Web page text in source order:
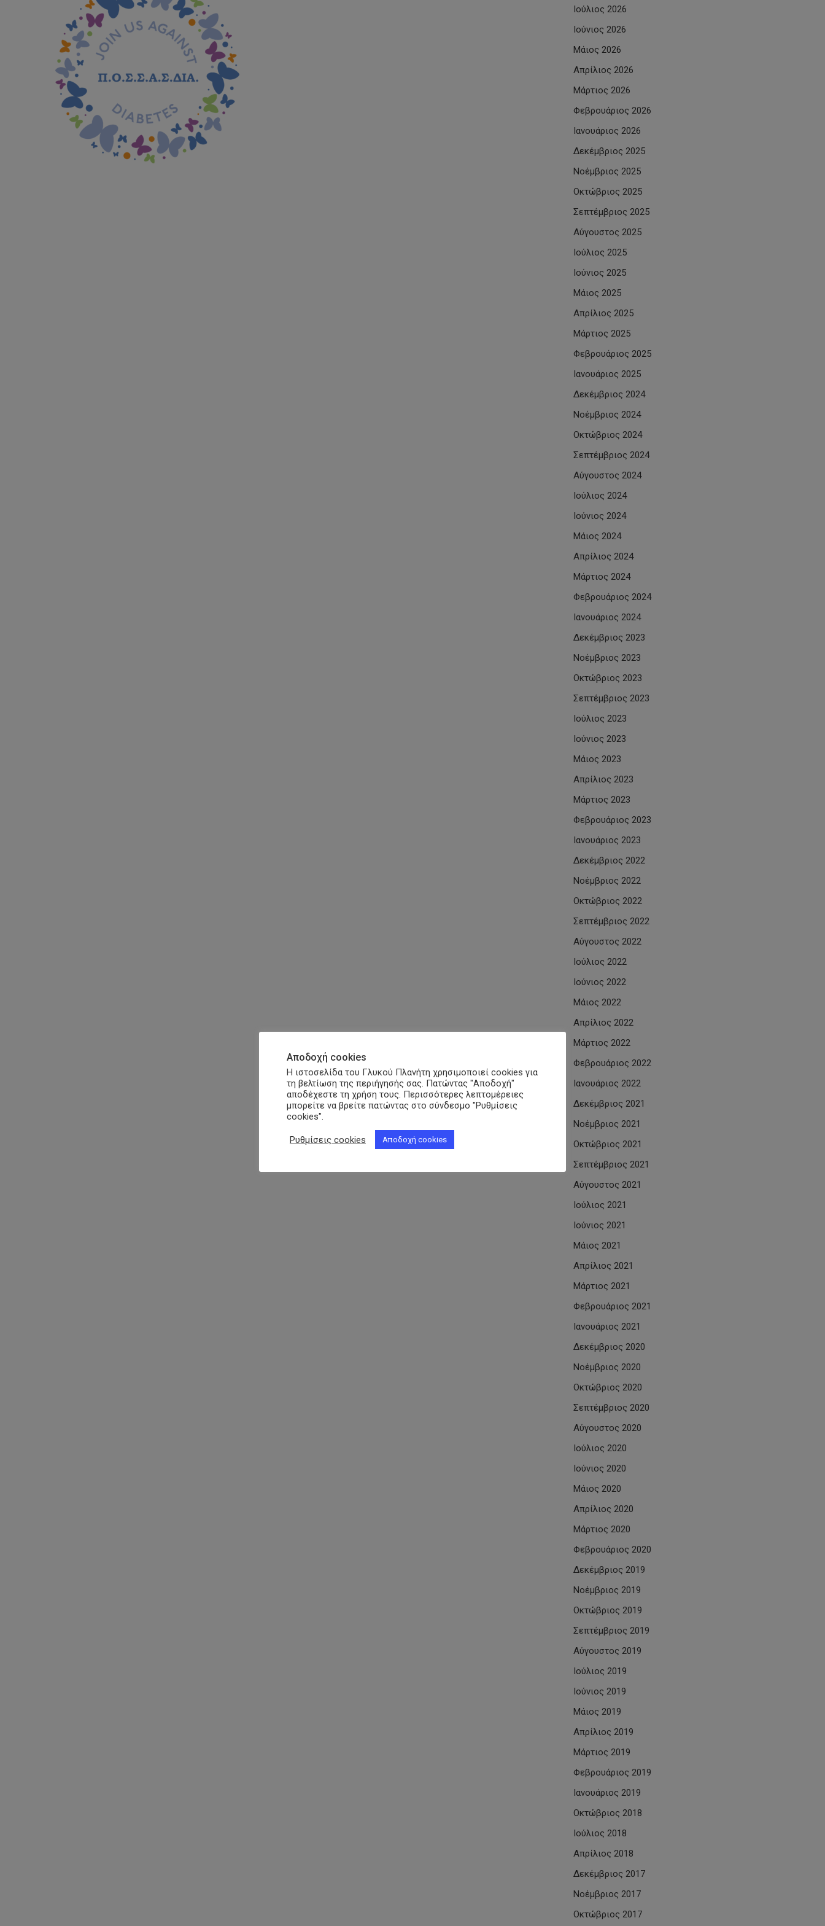
Ιούλιος 2026
Ιούνιος 2026
Μάιος 2026
Απρίλιος 2026
Μάρτιος 2026
Φεβρουάριος 2026
Ιανουάριος 2026
Δεκέμβριος 2025
Νοέμβριος 2025
Οκτώβριος 2025
Σεπτέμβριος 2025
Αύγουστος 2025
Ιούλιος 2025
Ιούνιος 2025
Μάιος 2025
Απρίλιος 2025
Μάρτιος 2025
Φεβρουάριος 2025
Ιανουάριος 2025
Δεκέμβριος 2024
Νοέμβριος 2024
Οκτώβριος 2024
Σεπτέμβριος 2024
Αύγουστος 2024
Ιούλιος 2024
Ιούνιος 2024
Μάιος 2024
Απρίλιος 2024
Μάρτιος 2024
Φεβρουάριος 2024
Ιανουάριος 2024
Δεκέμβριος 2023
Νοέμβριος 2023
Οκτώβριος 2023
Σεπτέμβριος 2023
Ιούλιος 2023
Ιούνιος 2023
Μάιος 2023
Απρίλιος 2023
Μάρτιος 2023
Φεβρουάριος 2023
Ιανουάριος 2023
Δεκέμβριος 2022
Νοέμβριος 2022
Οκτώβριος 2022
Σεπτέμβριος 2022
Αύγουστος 2022
Ιούλιος 2022
Ιούνιος 2022
Μάιος 2022
Απρίλιος 2022
Μάρτιος 2022
Φεβρουάριος 2022
Ιανουάριος 2022
Δεκέμβριος 2021
Νοέμβριος 2021
Οκτώβριος 2021
Σεπτέμβριος 2021
Αύγουστος 2021
Ιούλιος 2021
Ιούνιος 2021
Μάιος 2021
Απρίλιος 2021
Μάρτιος 2021
Φεβρουάριος 2021
Ιανουάριος 2021
Δεκέμβριος 2020
Νοέμβριος 2020
Οκτώβριος 2020
Σεπτέμβριος 2020
Αύγουστος 2020
Ιούλιος 2020
Ιούνιος 2020
Μάιος 2020
Απρίλιος 2020
Μάρτιος 2020
Φεβρουάριος 2020
Δεκέμβριος 2019
Νοέμβριος 2019
Οκτώβριος 2019
Σεπτέμβριος 2019
Αύγουστος 2019
Ιούλιος 2019
Ιούνιος 2019
Μάιος 2019
Απρίλιος 2019
Μάρτιος 2019
Φεβρουάριος 2019
Ιανουάριος 2019
Οκτώβριος 2018
Ιούλιος 2018
Απρίλιος 2018
Δεκέμβριος 2017
Νοέμβριος 2017
Οκτώβριος 2017
Αποδοχή cookies
Η ιστοσελίδα του Γλυκού Πλανήτη χρησιμοποιεί cookies για
τη βελτίωση της περιήγησής σας. Πατώντας "Αποδοχή"
αποδέχεστε τη χρήση τους. Περισσότερες λεπτομέρειες
μπορείτε να βρείτε πατώντας στο σύνδεσμο "Ρυθμίσεις
cookies".
Ρυθμίσεις cookies Αποδοχή cookies